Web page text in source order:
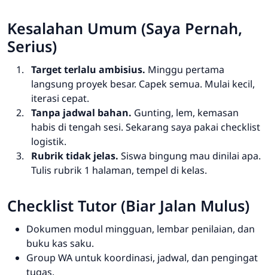
Kesalahan Umum (Saya Pernah,
Serius)
Target terlalu ambisius. Minggu pertama
langsung proyek besar. Capek semua. Mulai kecil,
iterasi cepat.
Tanpa jadwal bahan. Gunting, lem, kemasan
habis di tengah sesi. Sekarang saya pakai checklist
logistik.
Rubrik tidak jelas. Siswa bingung mau dinilai apa.
Tulis rubrik 1 halaman, tempel di kelas.
Checklist Tutor (Biar Jalan Mulus)
Dokumen modul mingguan, lembar penilaian, dan
buku kas saku.
Group WA untuk koordinasi, jadwal, dan pengingat
tugas.